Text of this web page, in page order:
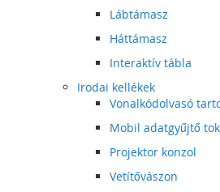
Lábtámasz
Háttámasz
Interaktív tábla
Irodai kellékek
Vonalkódolvasó
Mobil adatgyűjtő tok
Projektor konzol
Vetítővászon